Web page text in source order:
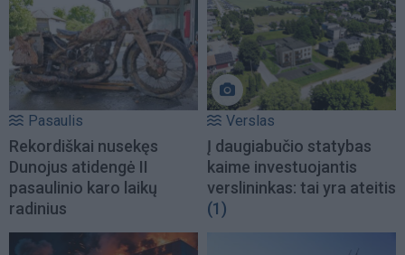
Pasaulis
Rekordiškai nusekęs
Dunojus atidengė II
pasaulinio karo laikų
radinius
Verslas
Į daugiabučio statybas
kaime investuojantis
verslininkas: tai yra ateitis
(1)